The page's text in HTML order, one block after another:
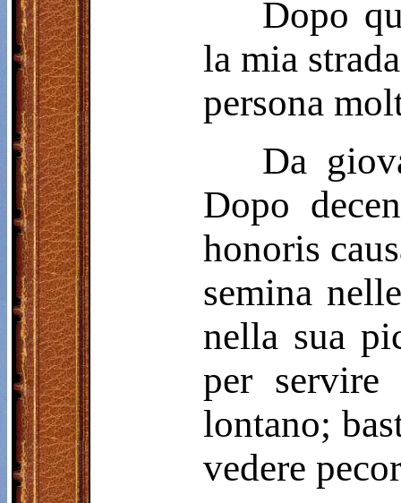
Dopo
la mia
persona
Da
Dopo
honoris
semina
nella sua
per servire
lontano;
vedere